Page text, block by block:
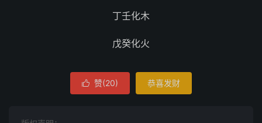
丁壬化木
戊癸化火
 赞(20) 恭喜发财